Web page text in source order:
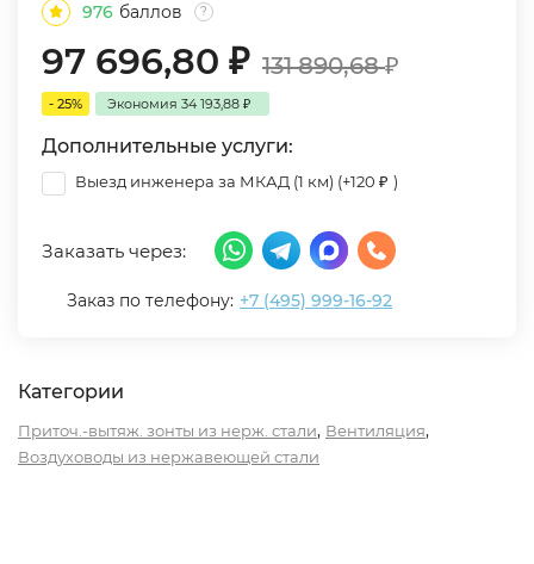
976 баллов ?
97 696,80 ₽ 131 890,68₽
- 25% Экономия 34 193,88 ₽
Дополнительные услуги:
Выезд инженера за МКАД (1 км) (+120 ₽ )
Заказать через:
Заказ по телефону: +7 (495) 999-16-92
Категории
Приточ.-вытяж. зонты из нерж. стали, Вентиляция,
Воздуховоды из нержавеющей стали